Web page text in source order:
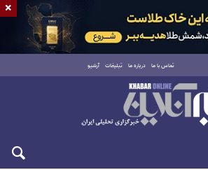
تماس با ما درباره ما تبلیغات آرشیو
شنبه ۱۷ مرداد ۱۴۰۵
×